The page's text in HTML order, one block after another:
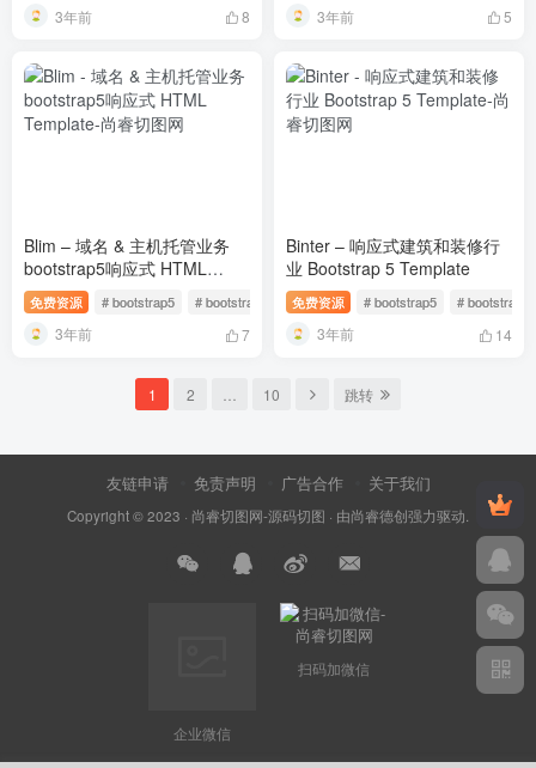
3年前 8 3年前 5
Blim – 域名 & 主机托管业务
bootstrap5响应式 HTML
Template
免费资源 # bootstrap5 # bootstrap4 # 主机托管
3年前 7
Binter – 响应式建筑和装修行
业 Bootstrap 5 Template
免费资源 # bootstrap5 # bootstrap4
3年前 14
1 2 10 跳转
友链申请 免责声明 广告合作 关于我们
Copyright © 2023 · 尚睿切图网-源码切图 · 由尚睿德创强力驱动.
企业微信
扫码加微信